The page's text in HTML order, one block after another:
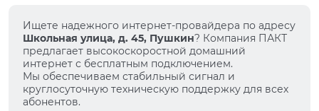
Ищете надежного интернет-провайдера по адресу
Школьная улица, д. 45, Пушкин? Компания ПАКТ
предлагает высокоскоростной домашний
интернет с бесплатным подключением.
Мы обеспечиваем стабильный сигнал и
круглосуточную техническую поддержку для всех
абонентов.